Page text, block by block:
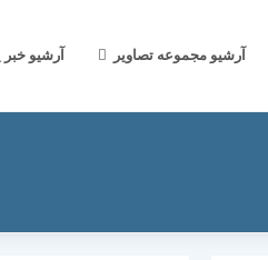
آرشیو مجموعه تصاویر آرشیو خبر